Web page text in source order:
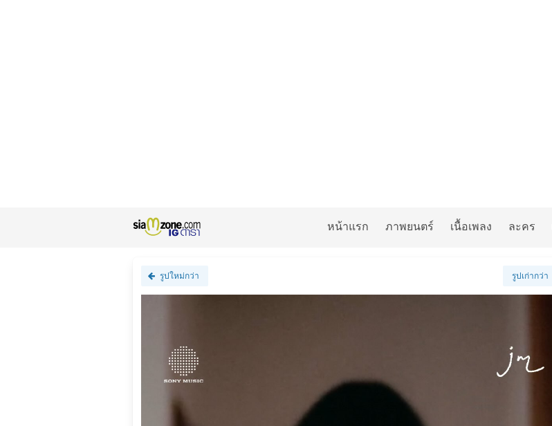
หน้าแรก ภาพยนตร์ เนื้อเพลง ละคร
รูปใหม่กว่า รูปเก่ากว่า